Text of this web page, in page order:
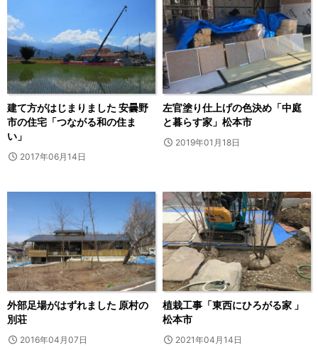
建て方がはじまりました 安曇野
市の住宅「つながる和の住ま
い」
2017年06月14日
左官塗り仕上げの色決め「中庭
と暮らす家」松本市
2019年01月18日
外部足場がはずれました 原村の
別荘
2016年04月07日
植栽工事「東西にひろがる家 」
松本市
2021年04月14日